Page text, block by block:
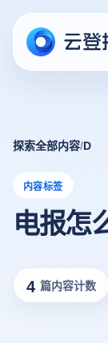
探索全部内容/D
内容标签
电报怎
4 篇内容计数